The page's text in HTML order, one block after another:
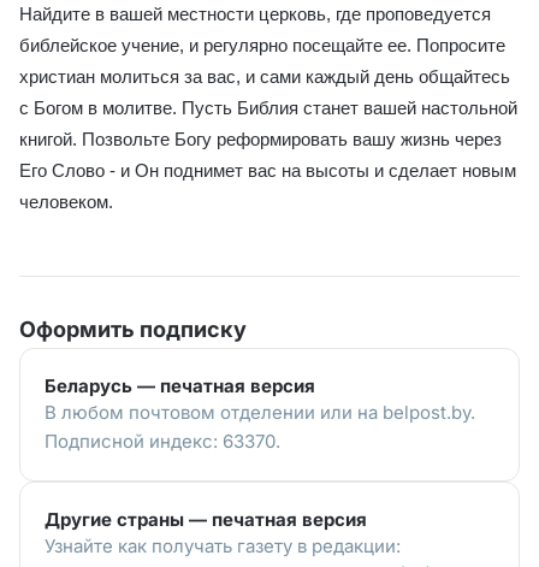
Найдите в вашей местности церковь, где проповедуется
библейское учение, и регулярно посещайте ее. Попросите
христиан молиться за вас, и сами каждый день общайтесь
с Богом в молитве. Пусть Библия станет вашей настольной
книгой. Позвольте Богу реформировать вашу жизнь через
Его Слово - и Он поднимет вас на высоты и сделает новым
человеком.
Оформить подписку
Беларусь — печатная версия
В любом почтовом отделении или на belpost.by.
Подписной индекс: 63370.
Другие страны — печатная версия
Узнайте как получать газету в редакции: